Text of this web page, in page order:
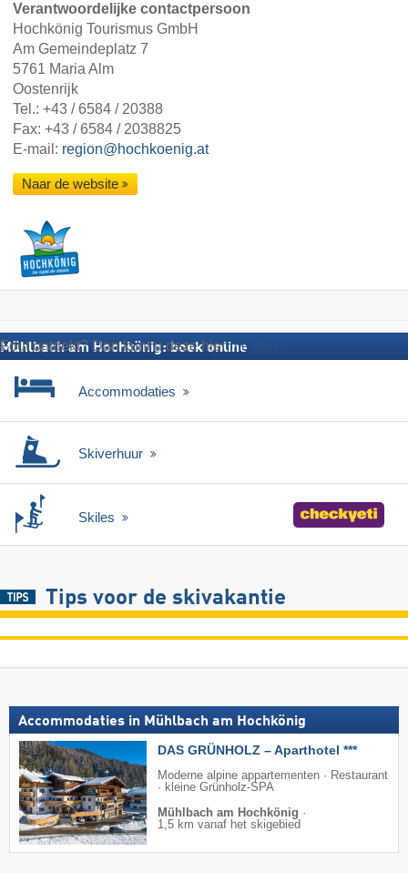
Verantwoordelijke contactpersoon
Hochkönig Tourismus GmbH
Am Gemeindeplatz 7
5761 Maria Alm
Oostenrijk
Tel.: +43 / 6584 / 20388
Fax: +43 / 6584 / 2038825
E-mail: region@hochkoenig.at
Naar de website
Fout ontdekt? Dan kunt u deze hiermelden
Mühlbach am Hochkönig: boek online
Accommodaties
Skiverhuur
Skiles
Tips voor de skivakantie
Accommodaties in Mühlbach am Hochkönig
DAS GRÜNHOLZ – Aparthotel ***
Moderne alpine appartementen · Restaurant
· kleine Grünholz-SPA
Mühlbach am Hochkönig ·
1,5 km vanaf het skigebied